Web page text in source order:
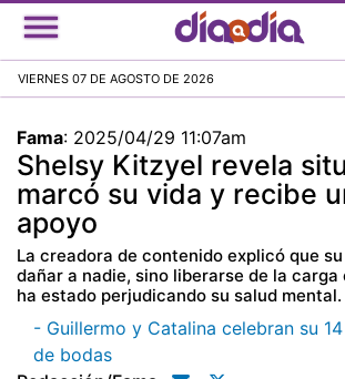
Pasar
al
principal
VIERNES 07 DE AGOSTO DE 2026
Fama: 2025/04/29 11:07am
Shelsy Kitzyel revela
marcó su vida y recibe
apoyo
La creadora de contenido explicó que
dañar a nadie, sino liberarse de la carga
ha estado perjudicando su salud mental.
- Guillermo y Catalina celebran su
de bodas